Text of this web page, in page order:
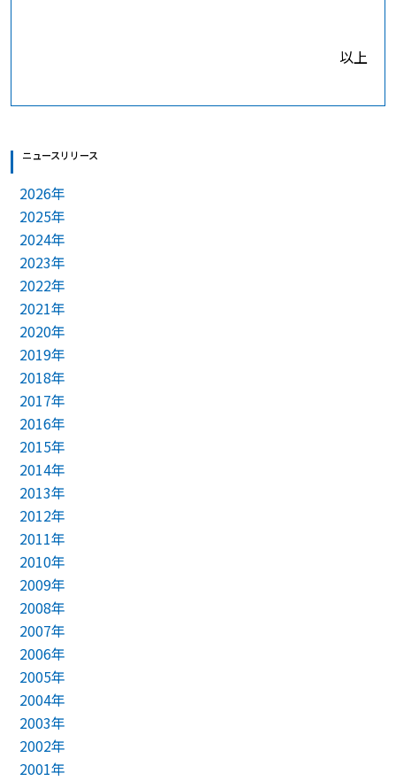
以上
ニュースリリース
2026年
2025年
2024年
2023年
2022年
2021年
2020年
2019年
2018年
2017年
2016年
2015年
2014年
2013年
2012年
2011年
2010年
2009年
2008年
2007年
2006年
2005年
2004年
2003年
2002年
2001年